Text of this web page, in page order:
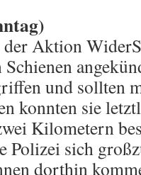
Aktion
und sollten
konnten sie
Kilometern
Polizei sich
dorthin